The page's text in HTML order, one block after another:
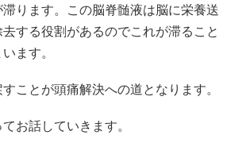
ります。この脳脊髄液は脳に栄養送
する役割があるのでこれが滞ること
ます。
ことが頭痛解決への道となります。
お話していきます。